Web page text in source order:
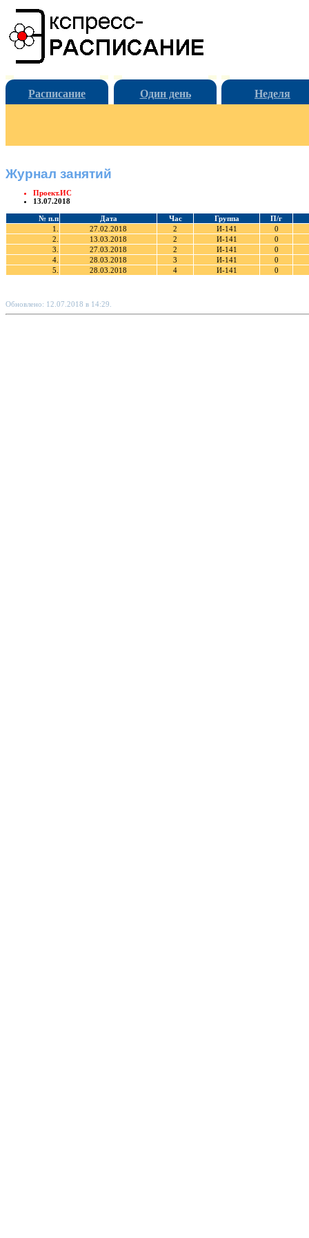
Расписание Один день Неделя
Журнал занятий
Проект.ИС
13.07.2018
№ п.п Дата Час Группа
П/г
1.
27.02.2018 2 И-141
0
2.
13.03.2018 2 И-141
0
3.
27.03.2018 2 И-141
0
4.
28.03.2018 3 И-141
0
5.
28.03.2018 4 И-141 0
Обновлено: 12.07.2018 в 14:29.